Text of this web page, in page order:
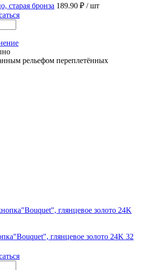
старая бронза 189.90 ₽ / шт
рельефом переплетённых
глянцевое золото 24K 32